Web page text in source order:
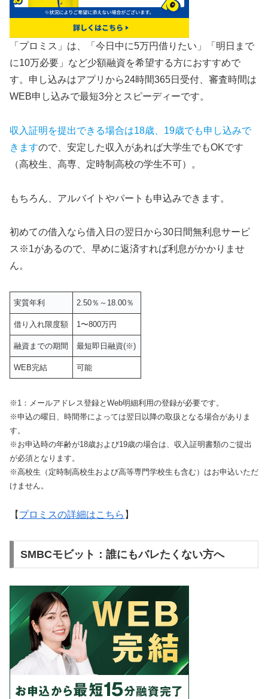
「プロミス」は、「今日中に5万円借りたい」「明日まで
に10万必要」など少額融資を希望する方におすすめで
す。申し込みはアプリから24時間365日受付、審査時間は
WEB申し込みで最短3分とスピーディーです。
収入証明を提出できる場合は18歳、19歳でも申し込みで
きますので、安定した収入があれば大学生でもOKです
（高校生、高専、定時制高校の学生不可）。
もちろん、アルバイトやパートも申込みできます。
初めての借入なら借入日の翌日から30日間無利息サービ
ス※1があるので、早めに返済すれば利息がかかりませ
ん。
実質年利 2.50％～18.00％
借り入れ限度額 1〜800万円
融資までの期間 最短即日融資(※)
WEB完結 可能
※1：メールアドレス登録とWeb明細利用の登録が必要です。
※申込の曜日、時間帯によっては翌日以降の取扱となる場合がありま
す。
※お申込時の年齢が18歳および19歳の場合は、収入証明書類のご提出
が必須となります。
※高校生（定時制高校生および高等専門学校生も含む）はお申込いただ
けません。
【 プロミスの詳細はこちら 】
SMBCモビット：誰にもバレたくない方へ